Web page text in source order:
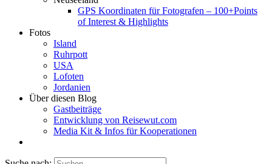
GPS Koordinaten für Fotografen – 100+Points
of Interest & Highlights
Fotos
Island
Ruhrpott
USA
Lofoten
Jordanien
Über diesen Blog
Gastbeiträge
Entwicklung von Reisewut.com
Media Kit & Infos für Kooperationen